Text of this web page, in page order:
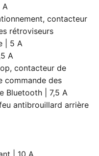
A
contacteur
rétroviseurs
| 5 A
A
contacteur de
commande des
Bluetooth | 7,5 A
antibrouillard arrière